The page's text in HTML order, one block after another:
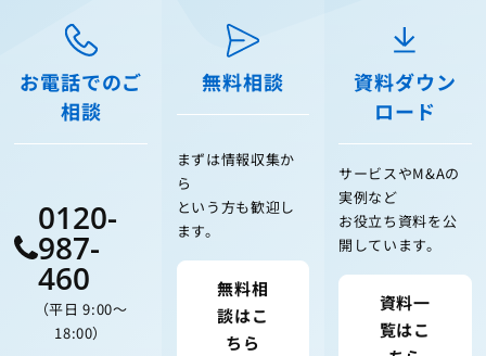
お電話でのご
相談
0120-
987-
460
（平日 9:00〜
18:00）
無料相談
まずは情報収集か
ら
という方も歓迎し
ます。
無料相
談はこ
ちら
資料ダウン
ロード
サービスやM&Aの
実例など
お役立ち資料を公
開しています。
資料一
覧はこ